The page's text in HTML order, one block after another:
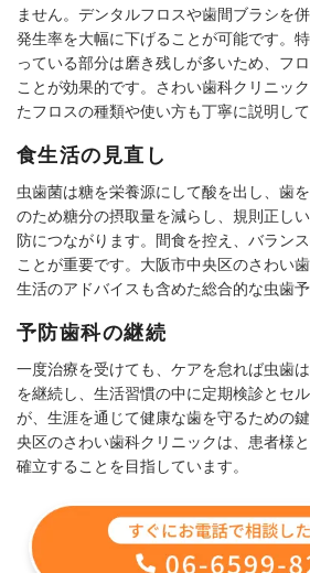
ません。デンタルフロスや歯間ブラシを
発生率を大幅に下げることが可能です。
っている部分は磨き残しが多いため、フ
ことが効果的です。さわい歯科クリニッ
たフロスの種類や使い方も丁寧に説明して
食生活の見直し
虫歯菌は糖を栄養源にして酸を出し、歯
のため糖分の摂取量を減らし、規則正し
防につながります。間食を控え、バラン
ことが重要です。大阪市中央区のさわい
生活のアドバイスも含めた総合的な虫歯
予防歯科の継続
一度治療を受けても、ケアを怠れば虫歯
を継続し、生活習慣の中に定期検診とセ
が、生涯を通じて健康な歯を守るための
央区のさわい歯科クリニックは、患者様
確立することを目指しています。